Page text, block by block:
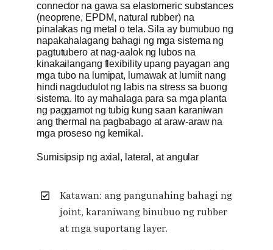
connector na gawa sa elastomeric substances
(neoprene, EPDM, natural rubber) na
pinalakas ng metal o tela. Sila ay bumubuo ng
napakahalagang bahagi ng mga sistema ng
pagtutubero at nag-aalok ng lubos na
kinakailangang flexibility upang payagan ang
mga tubo na lumipat, lumawak at lumiit nang
hindi nagdudulot ng labis na stress sa buong
sistema. Ito ay mahalaga para sa mga planta
ng paggamot ng tubig kung saan karaniwan
ang thermal na pagbabago at araw-araw na
mga proseso ng kemikal.
Sumisipsip ng axial, lateral, at angular
Katawan: ang pangunahing bahagi ng
joint, karaniwang binubuo ng rubber
at mga suportang layer.